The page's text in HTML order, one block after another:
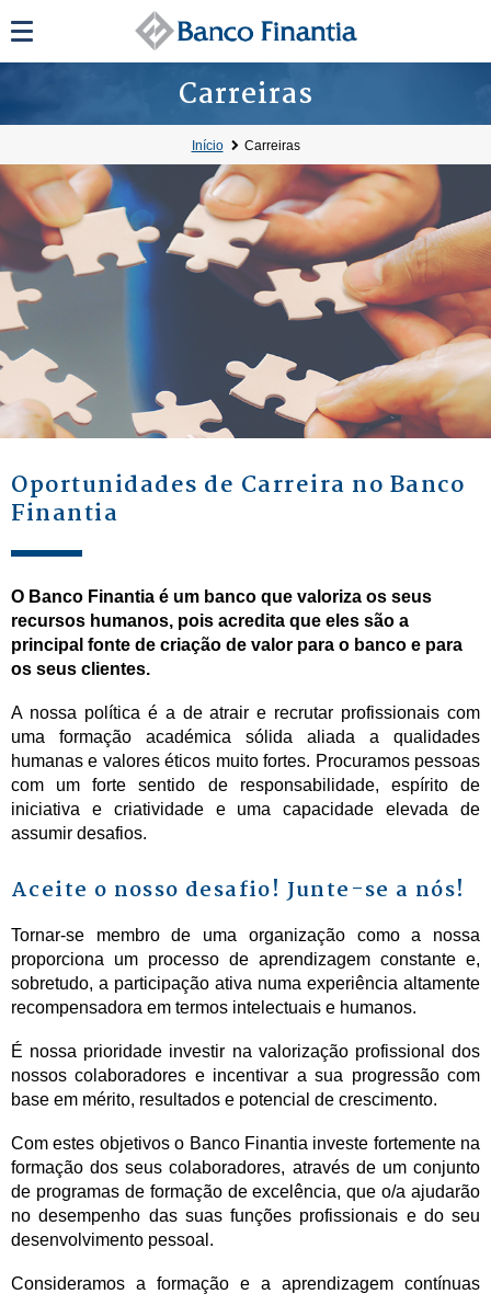
Carreiras
Início Carreiras
Oportunidades de Carreira no Banco
Finantia
O Banco Finantia é um banco que valoriza os seus
recursos humanos, pois acredita que eles são a
principal fonte de criação de valor para o banco e para
os seus clientes.
A nossa política é a de atrair e recrutar profissionais com
uma formação académica sólida aliada a qualidades
humanas e valores éticos muito fortes. Procuramos pessoas
com um forte sentido de responsabilidade, espírito de
iniciativa e criatividade e uma capacidade elevada de
assumir desafios.
Aceite o nosso desafio! Junte-se a nós!
Tornar-se membro de uma organização como a nossa
proporciona um processo de aprendizagem constante e,
sobretudo, a participação ativa numa experiência altamente
recompensadora em termos intelectuais e humanos.
É nossa prioridade investir na valorização profissional dos
nossos colaboradores e incentivar a sua progressão com
base em mérito, resultados e potencial de crescimento.
Com estes objetivos o Banco Finantia investe fortemente na
formação dos seus colaboradores, através de um conjunto
de programas de formação de excelência, que o/a ajudarão
no desempenho das suas funções profissionais e do seu
desenvolvimento pessoal.
Consideramos a formação e a aprendizagem contínuas